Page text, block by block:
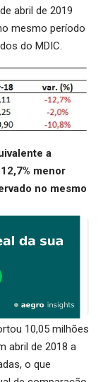
abril de 2019
mesmo período
do MDIC.
a
menor
no mesmo
10,05 milhões
abril de 2018 a
o que